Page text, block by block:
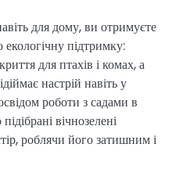
для дому, ви отримуєте
підтримку:
для птахів і комах, а
настрій навіть у
роботи з садами в
вічнозелені
роблячи його затишним і